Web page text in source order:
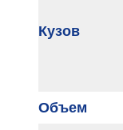
Кузов
Объем